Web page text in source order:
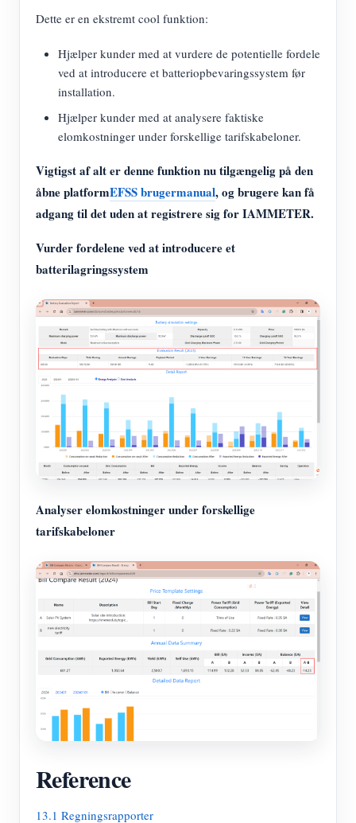
Dette er en ekstremt cool funktion:
Hjælper kunder med at vurdere de potentielle fordele
ved at introducere et batteriopbevaringssystem før
installation.
Hjælper kunder med at analysere faktiske
elomkostninger under forskellige tarifskabeloner.
Vigtigst af alt er denne funktion nu tilgængelig på den
åbne platformEFSS brugermanual, og brugere kan få
adgang til det uden at registrere sig for IAMMETER.
Vurder fordelene ved at introducere et
batterilagringssystem
Analyser elomkostninger under forskellige
tarifskabeloner
Reference
13.1 Regningsrapporter